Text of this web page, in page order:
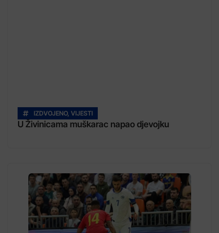
IZDVOJENO, VIJESTI
U Živinicama muškarac napao djevojku